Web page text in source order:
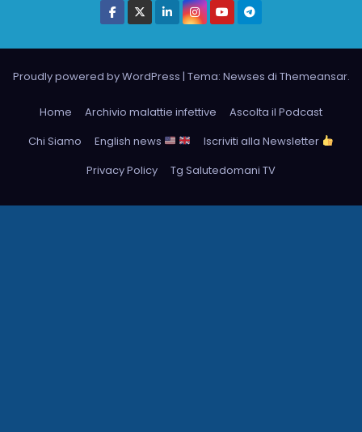
Proudly powered by WordPress | Tema: Newses di Themeansar.
Home Archivio malattie infettive
Ascolta il Podcast
Chi Siamo
English news
Iscriviti alla Newsletter
Privacy Policy
Tg Salutedomani TV